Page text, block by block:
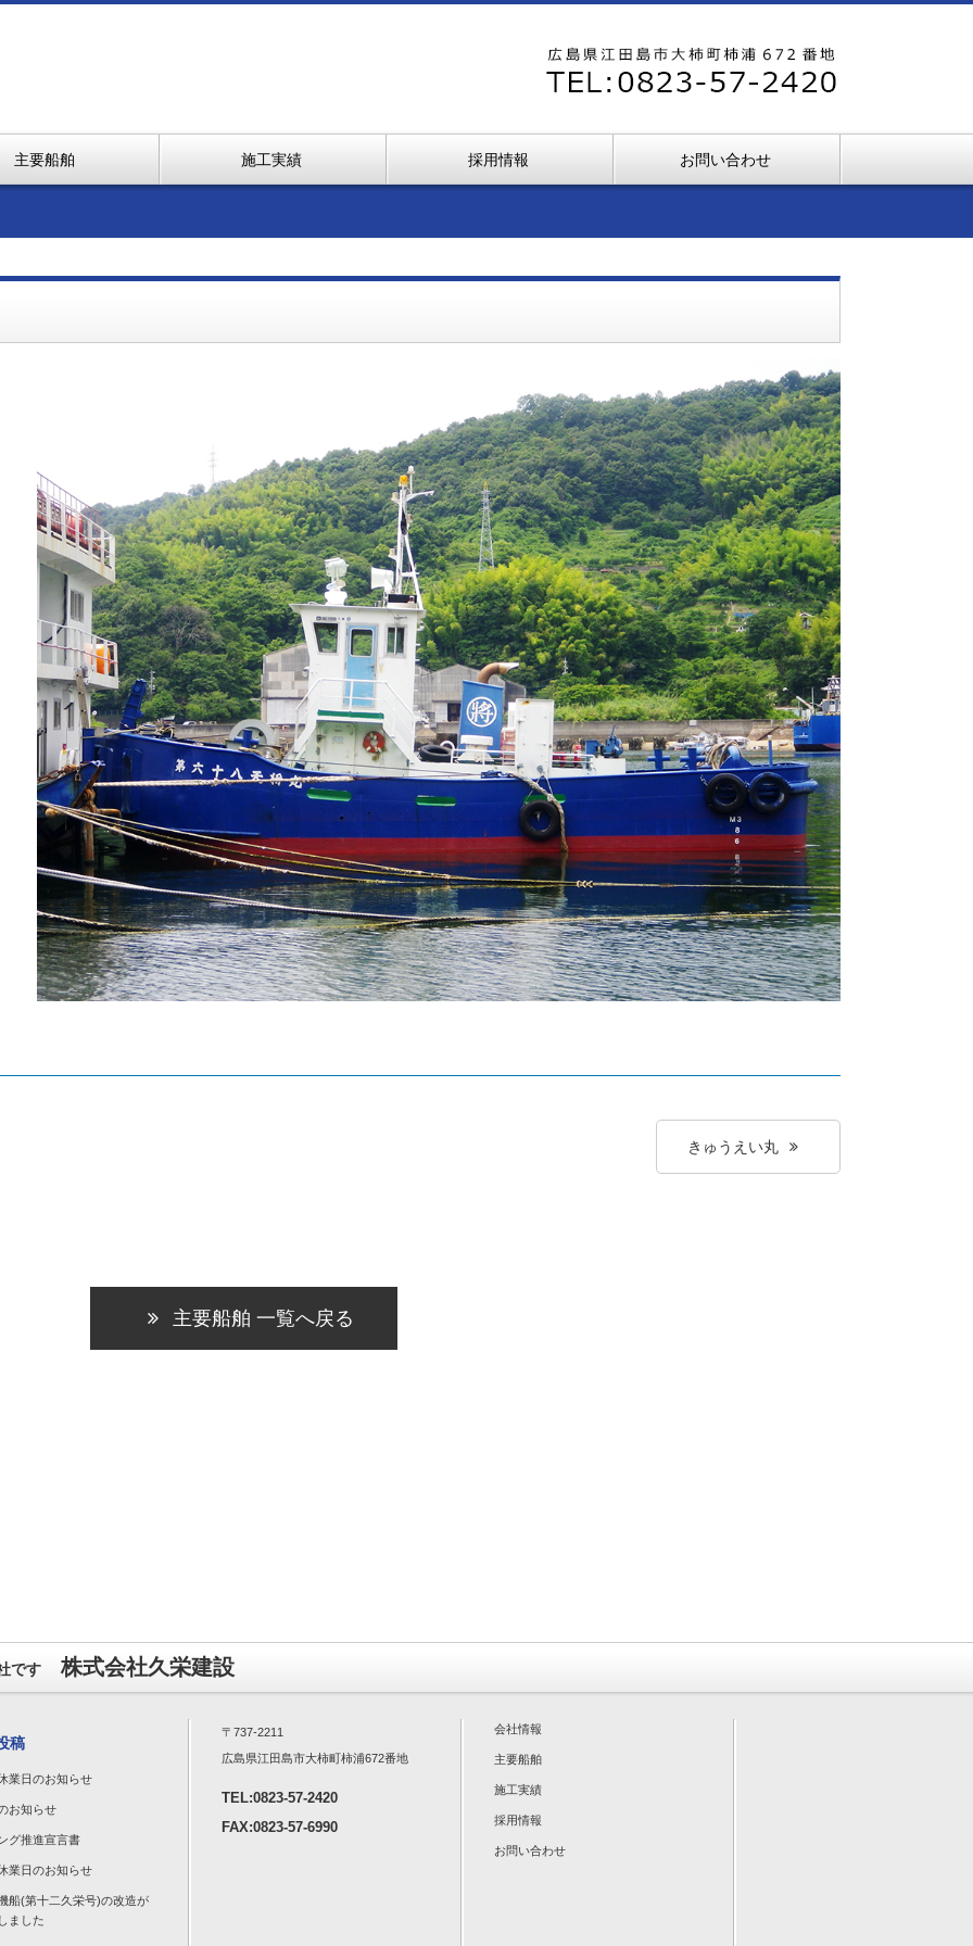
主要船舶 施工実績 採用情報 お問い合わせ
きゅうえい丸
主要船舶 一覧へ戻る
です 株式会社久栄建設
稿
業日のお知らせ
お知らせ
グ推進宣言書
業日のお知らせ
船(第十二久栄号)の改造が
ました
〒737-2211
広島県江田島市大柿町柿浦672番地
TEL:0823-57-2420
FAX:0823-57-6990
会社情報
主要船舶
施工実績
採用情報
お問い合わせ